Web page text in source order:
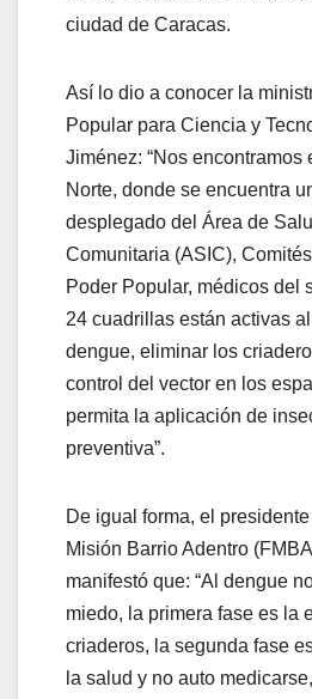
ciudad de Caracas.
Así lo dio a conocer la
Popular para Ciencia y
Jiménez: “Nos encontramos
Norte, donde se encuentra
desplegado del Área de
Comunitaria (ASIC),
Poder Popular, médicos del
24 cuadrillas están activas
dengue, eliminar los
control del vector en los
permita la aplicación de
preventiva”.
De igual forma, el
Misión Barrio Adentro
manifestó que: “Al dengue
miedo, la primera fase es la
criaderos, la segunda fase
la salud y no auto